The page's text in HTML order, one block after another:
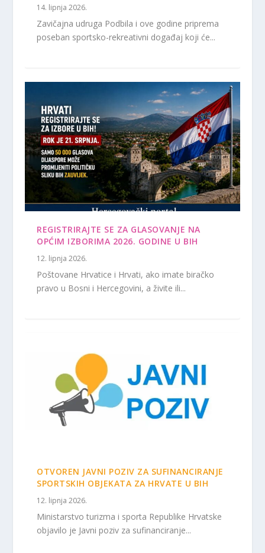
14. lipnja 2026.
Zavičajna udruga Podbila i ove godine priprema
poseban sportsko-rekreativni događaj koji će...
REGISTRIRAJTE SE ZA GLASOVANJE NA
OPĆIM IZBORIMA 2026. GODINE U BIH
12. lipnja 2026.
Poštovane Hrvatice i Hrvati, ako imate biračko
pravo u Bosni i Hercegovini, a živite ili...
OTVOREN JAVNI POZIV ZA SUFINANCIRANJE
SPORTSKIH OBJEKATA ZA HRVATE U BIH
12. lipnja 2026.
Ministarstvo turizma i sporta Republike Hrvatske
objavilo je Javni poziv za sufinanciranje...